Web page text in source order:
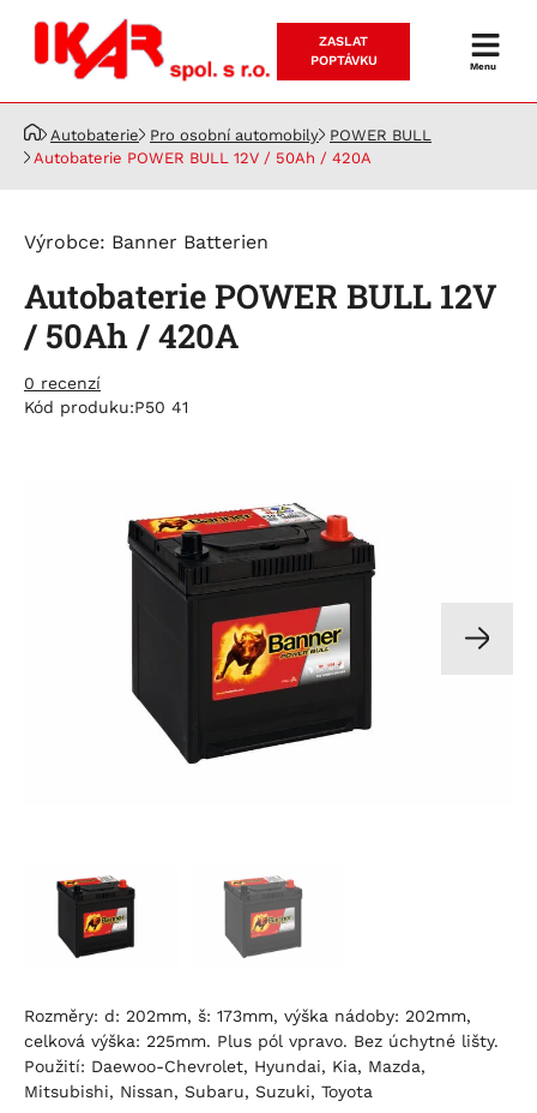
Prodej
servis
akumulátorů
ZASLAT
POPTÁVKU
Menu
Autobaterie Pro osobní automobily
POWER BULL
Autobaterie POWER BULL 12V / 50Ah / 420A
Výrobce: Banner Batterien
Autobaterie POWER BULL 12V
/ 50Ah / 420A
0 recenzí
Kód produku:P50 41
Rozměry: d: 202mm, š: 173mm, výška nádoby: 202mm,
celková výška: 225mm. Plus pól vpravo. Bez úchytné lišty.
Použití: Daewoo-Chevrolet, Hyundai, Kia, Mazda,
Mitsubishi, Nissan, Subaru, Suzuki, Toyota